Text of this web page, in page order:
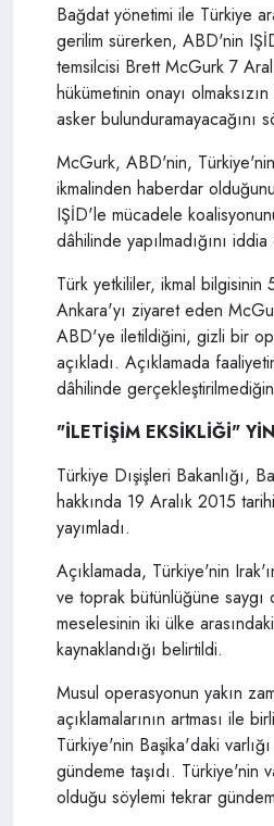
Bağdat yönetimi ile Türkiye
gerilim sürerken, ABD'nin
temsilcisi Brett McGurk 7
hükümetinin onayı
asker bulunduramayacağını
McGurk, ABD'nin,
ikmalinden haberdar
IŞİD'le mücadele
dâhilinde yapılmadığını iddia
Türk yetkililer, ikmal bilgisinin
Ankara'yı ziyaret eden
ABD'ye iletildiğini, gizli bir
açıkladı. Açıklamada
dâhilinde
"İLETİŞİM EKSİKLİĞİ"
Türkiye Dışişleri Bakanlığı,
hakkında 19 Aralık 2015
yayımladı.
Açıklamada, Türkiye'nin
ve toprak bütünlüğüne saygı
meselesinin iki ülke
kaynaklandığı belirtildi.
Musul operasyonun yakın
açıklamalarının artması ile
Türkiye'nin Başika'daki
gündeme taşıdı. Türkiye'nin
olduğu söylemi tekrar